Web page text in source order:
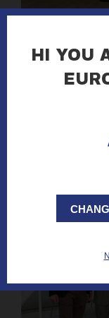
HI YOU